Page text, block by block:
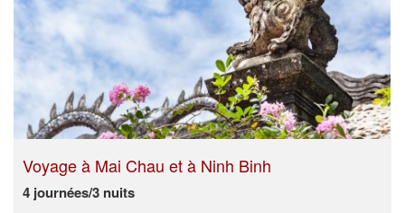
Voyage à Mai Chau et à Ninh Binh
4 journées/3 nuits